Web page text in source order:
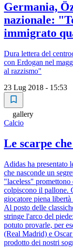
Germania,
nazionale:
immigrato
Dura lettera del
con Erdogan nel
al razzismo"
23 Lug 2018 - 15:53
gallery
Calcio
Le scarpe
Adidas ha presentato
che nasconde un
"laceless"
colpiscono il pallone.
giocatore piena
Al posto delle
stringe l'arco del
potuto provarle, per
(Real Madrid) e
prodotto dei nostri